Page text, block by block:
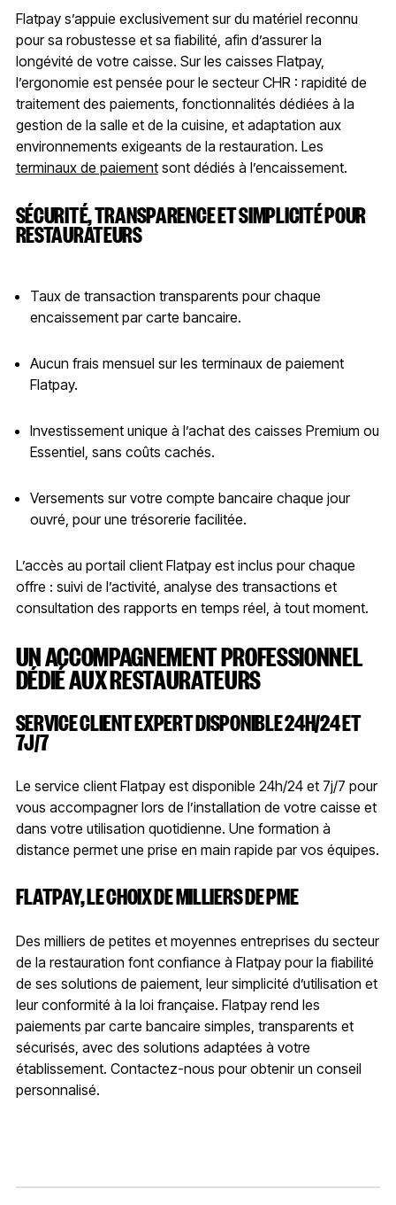
Flatpay s’appuie exclusivement sur du matériel reconnu
pour sa robustesse et sa fiabilité, afin d’assurer la
longévité de votre caisse. Sur les caisses Flatpay,
l’ergonomie est pensée pour le secteur CHR : rapidité de
traitement des paiements, fonctionnalités dédiées à la
gestion de la salle et de la cuisine, et adaptation aux
environnements exigeants de la restauration. Les
terminaux de paiementsont dédiés à l’encaissement.
SÉCURITÉ, TRANSPARENCE ET SIMPLICITÉ POUR
RESTAURATEURS
Taux de transaction transparents pour chaque
encaissement par carte bancaire.
Aucun frais mensuel sur les terminaux de paiement
Flatpay.
Investissement unique à l’achat des caisses Premium ou
Essentiel, sans coûts cachés.
Versements sur votre compte bancaire chaque jour
ouvré, pour une trésorerie facilitée.
L’accès au portail client Flatpay est inclus pour chaque
offre : suivi de l’activité, analyse des transactions et
consultation des rapports en temps réel, à tout moment.
UN ACCOMPAGNEMENT PROFESSIONNEL
DÉDIÉ AUX RESTAURATEURS
SERVICE CLIENT EXPERT DISPONIBLE 24H/24 ET
7J/7
Le service client Flatpay est disponible 24h/24 et 7j/7 pour
vous accompagner lors de l’installation de votre caisse et
dans votre utilisation quotidienne. Une formation à
distance permet une prise en main rapide par vos équipes.
FLATPAY, LE CHOIX DE MILLIERS DE PME
Des milliers de petites et moyennes entreprises du secteur
de la restauration font confiance à Flatpay pour la fiabilité
de ses solutions de paiement, leur simplicité d’utilisation et
leur conformité à la loi française. Flatpay rend les
paiements par carte bancaire simples, transparents et
sécurisés, avec des solutions adaptées à votre
établissement. Contactez-nous pour obtenir un conseil
personnalisé.